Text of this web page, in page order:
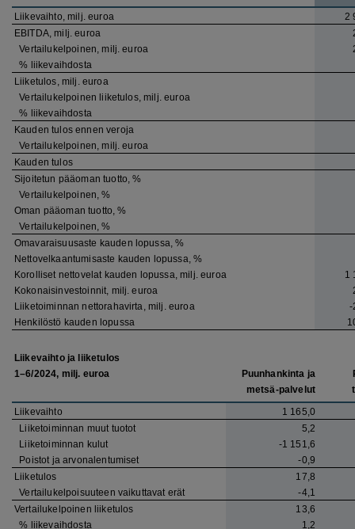
Liikevaihto, milj. euroa
2
EBITDA, milj. euroa
Vertailukelpoinen, milj. euroa
% liikevaihdosta
Liiketulos, milj. euroa
Vertailukelpoinen liiketulos, milj. euroa
% liikevaihdosta
Kauden tulos ennen veroja
Vertailukelpoinen, milj. euroa
Kauden tulos
Sijoitetun pääoman tuotto, %
Vertailukelpoinen, %
Oman pääoman tuotto, %
Vertailukelpoinen, %
Omavaraisuusaste kauden lopussa, %
Nettovelkaantumisaste kauden lopussa, %
Korolliset nettovelat kauden lopussa, milj. euroa
1
Kokonaisinvestoinnit, milj. euroa
Liiketoiminnan nettorahavirta, milj. euroa
-
Henkilöstö kauden lopussa
Liikevaihto ja liiketulos
1–6/2024, milj. euroa
Puunhankinta ja
metsä-palvelut
Liikevaihto
1 165,0
Liiketoiminnan muut tuotot
5,2
Liiketoiminnan kulut
-1 151,6
Poistot ja arvonalentumiset
-0,9
Liiketulos
17,8
Vertailukelpoisuuteen vaikuttavat erät
-4,1
Vertailukelpoinen liiketulos
13,6
% liikevaihdosta
1,2